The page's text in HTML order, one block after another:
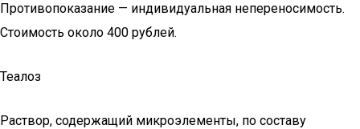
Противопоказание — индивидуальная непереносимость.
Стоимость около 400 рублей.
Теалоз
Раствор, содержащий микроэлементы, по составу